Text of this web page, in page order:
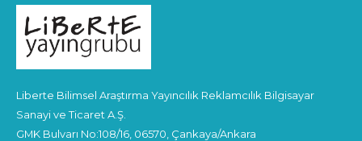
Liberte Bilimsel Araştırma Yayıncılık Reklamcılık Bilgisayar
Sanayi ve Ticaret A.Ş.
GMK Bulvarı No:108/16, 06570, Çankaya/Ankara